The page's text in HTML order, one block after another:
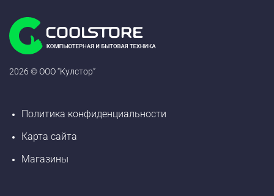
2026 © ООО “Кулстор”
Политика конфиденциальности
Карта сайта
Магазины